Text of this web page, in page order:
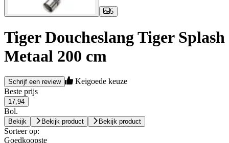
5
Tiger Doucheslang Tiger Splash
Metaal 200 cm
Schrijf een review
Keigoede keuze
Beste prijs
17,94
Bol.
Bekijk Bekijk product Bekijk product
Sorteer op:
Goedkoopste